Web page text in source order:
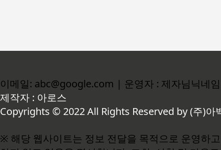
이메일: abc@google.com | 운영자 : 제자님닉네임
제작자 : 아로스
Copyrights © 2022 All Rights Reserved by (주)아
※ 해당 웹사이트는 정보 전달을 목적으로 운영하